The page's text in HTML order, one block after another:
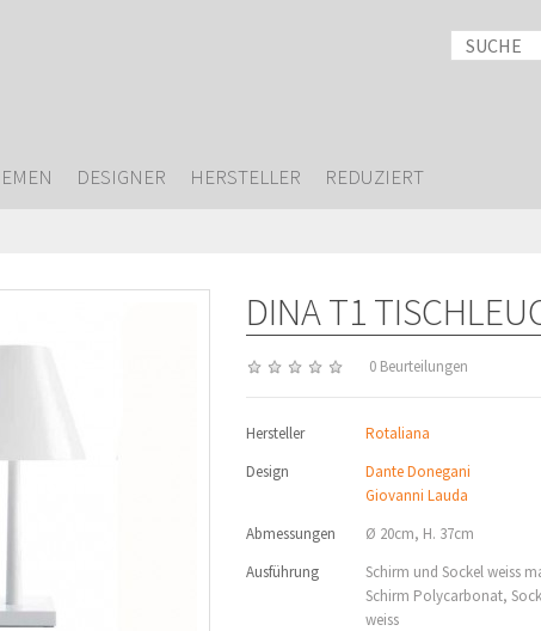
DESIGNER HERSTELLER REDUZIERT
DINA T1
0 Beurteilungen
Hersteller
Rotaliana
Design
Dante Donegani
Giovanni Lauda
Abmessungen
Ø 20cm, H. 37cm
Ausführung
Schirm und Sockel weiss
Schirm Polycarbonat,
weiss